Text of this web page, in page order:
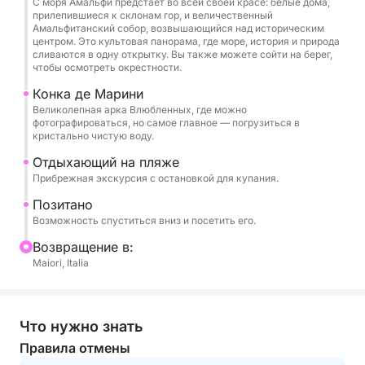
душ с пресной водой, стереосистема Bluetooth,
USB-порты, трап для посадки и холодильник. Она
вмещает до 6 человек, что делает ее идеальной
для семей и групп друзей.
В стоимость входит лодка, топливо, услуги
шкипера, напитки на борту и пляжные полотенца,
так что вы можете сосредоточиться
исключительно на наслаждении морем и видами.
Этот опыт — идеальный выбор для тех, кто хочет
познакомиться с Амальфитанским побережьем с
моря в аутентичной, расслабленной и
незабываемой обстановке, создавая особые
Топливо включено.
Не стесняйтесь обращаться ко мне через
прилепившиеся к склонам гор, и величественный
Амальфитанский собор, возвышающийся над историческим
центром. Это культовая панорама, где море, история и природа
сливаются в одну открытку. Вы также можете сойти на берег,
чтобы осмотреть окрестности.
Конка де Марини
Великолепная арка Влюбленных, где можно
фотографироваться, но самое главное — погрузиться в
кристально чистую воду.
Отдыхающий на пляже
Прибрежная экскурсия с остановкой для купания.
Позитано
Возможность спуститься вниз и посетить его.
Bозвращение в:
Maiori, Italia
Что нужно знать
Правила отмены